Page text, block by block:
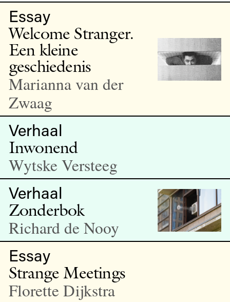
Essay
Welcome Stranger.
Een kleine
geschiedenis
Marianna van der
Zwaag
Verhaal
Inwonend
Wytske Versteeg
Verhaal
Zonderbok
Richard de Nooy
Essay
Strange Meetings
Florette Dijkstra